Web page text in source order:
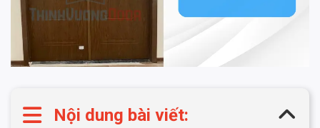
Nội dung bài viết: